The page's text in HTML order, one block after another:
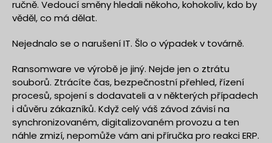
ručně. Vedoucí směny hledali někoho, kohokoliv, kdo by
věděl, co má dělat.
Nejednalo se o narušení IT. Šlo o výpadek v továrně.
Ransomware ve výrobě je jiný. Nejde jen o ztrátu
souborů. Ztrácíte čas, bezpečnostní přehled, řízení
procesů, spojení s dodavateli a v některých případech
i důvěru zákazníků. Když celý váš závod závisí na
synchronizovaném, digitalizovaném provozu a ten
náhle zmizí, nepomůže vám ani příručka pro reakci ERP.